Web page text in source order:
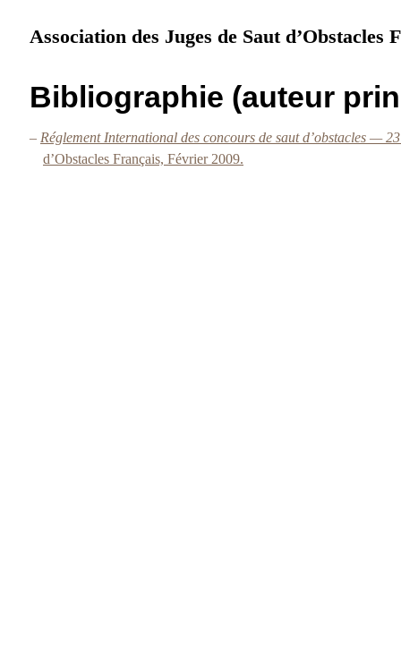
Association des Juges de Saut d’Obstacles
Bibliographie (auteur
– Réglement International des concours de saut d’obstacles —
d’Obstacles Français, Février 2009.